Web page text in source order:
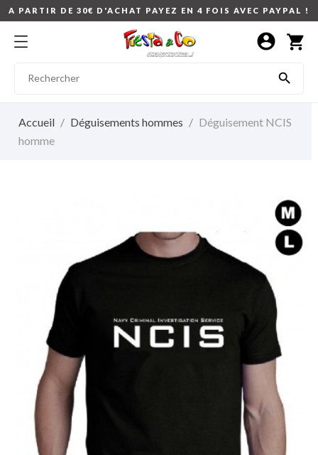
A PARTIR DE 30€ D'ACHAT PAYEZ EN 4 FOIS AVEC PAYPAL !
shopping_cart

account_circle
Accueil Déguisements hommes
Déguisement NCIS
homme